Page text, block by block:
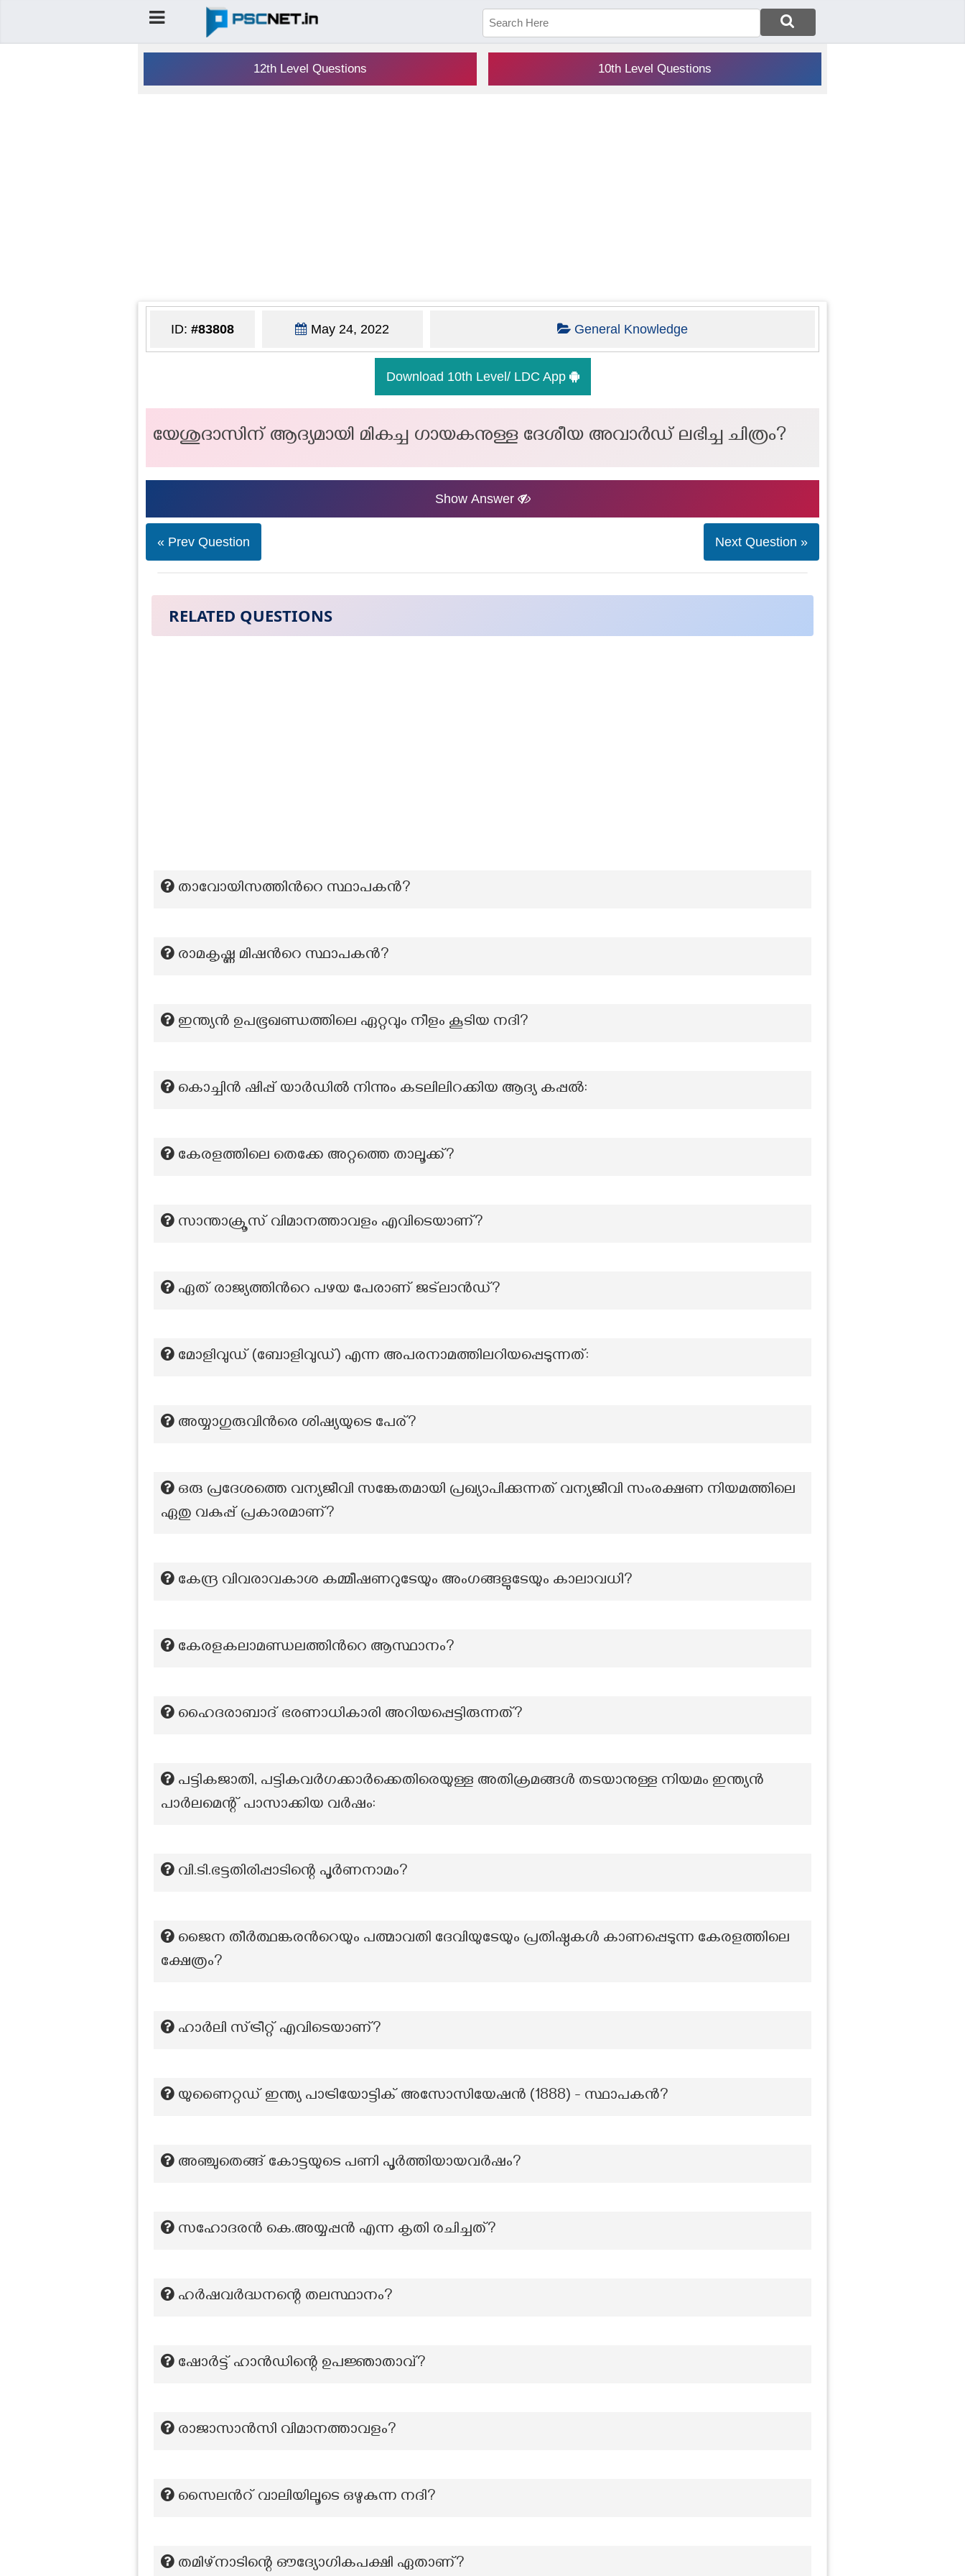
12th Level Questions 10th Level Questions
ID: #83808 May 24, 2022 General Knowledge
Download 10th Level/ LDC App
യേശുദാസിന് ആദ്യമായി മികച്ച ഗായകനുള്ള ദേശീയ അവാര്‍ഡ്‌ ലഭിച്ച ചിത്രം?
Show Answer
« Prev Question Next Question »
RELATED QUESTIONS
താവോയിസത്തിൻറെ സ്ഥാപകൻ?
രാമകൃഷ്ണ മിഷന്‍റെ സ്ഥാപകൻ?
ഇന്ത്യൻ ഉപഭൂഖണ്ഡത്തിലെ ഏറ്റവും നീളം കൂടിയ നദി?
കൊച്ചിൻ ഷിപ്പ് യാർഡിൽ നിന്നും കടലിലിറക്കിയ ആദ്യ കപ്പൽ:
കേരളത്തിലെ തെക്കേ അറ്റത്തെ താലൂക്ക്?
സാന്താക്രൂസ് വിമാനത്താവളം എവിടെയാണ്?
ഏത് രാജ്യത്തിൻറെ പഴയ പേരാണ് ജട്ലാൻഡ്?
മോളിവുഡ് (ബോളിവുഡ്) എന്ന അപരനാമത്തിലറിയപ്പെടുന്നത്:
അയ്യാഗുരുവിന്‍രെ ശിഷ്യയുടെ പേര്?
ഒരു പ്രദേശത്തെ വന്യജീവി സങ്കേതമായി പ്രഖ്യാപിക്കുന്നത് വന്യജീവി സംരക്ഷണ നിയമത്തിലെ
ഏതു വകുപ്പ് പ്രകാരമാണ്?
കേന്ദ്ര വിവരാവകാശ കമ്മീഷണറുടേയും അംഗങ്ങളുടേയും കാലാവധി?
കേരളകലാമണ്ഡലത്തിന്‍റെ ആസ്ഥാനം?
ഹൈദരാബാദ് ഭരണാധികാരി അറിയപ്പെട്ടിരുന്നത്?
പട്ടികജാതി, പട്ടികവർഗക്കാർക്കെതിരെയുള്ള അതിക്രമങ്ങൾ തടയാനുള്ള നിയമം ഇന്ത്യൻ
പാർലമെന്റ് പാസാക്കിയ വർഷം:
വി.ടി.ഭട്ടതിരിപ്പാടിന്റെ പൂർണനാമം?
ജൈന തീർത്ഥങ്കരന്‍റെയും പത്മാവതി ദേവിയുടേയും പ്രതിഷ്ഠകൾ കാണപ്പെടുന്ന കേരളത്തിലെ
ക്ഷേത്രം?
ഹാർലി സ്ട്രീറ്റ് എവിടെയാണ്?
യുണൈറ്റഡ് ഇന്ത്യ പാട്രിയോട്ടിക് അസോസിയേഷൻ (1888) - സ്ഥാപകന്‍?
അഞ്ചുതെങ്ങ് കോട്ടയുടെ പണി പൂർത്തിയായവർഷം?
സഹോദരന്‍ കെ.അയ്യപ്പന്‍ എന്ന കൃതി രചിച്ചത്?
ഹർഷവർദ്ധനന്റെ തലസ്ഥാനം?
ഷോർട്ട് ഹാൻഡിന്റെ ഉപജ്ഞാതാവ്?
രാജാസാൻസി വിമാനത്താവളം?
സൈലന്‍റ് വാലിയിലൂടെ ഒഴുകുന്ന നദി?
തമിഴ്നാടിന്റെ ഔദ്യോഗികപക്ഷി ഏതാണ്?